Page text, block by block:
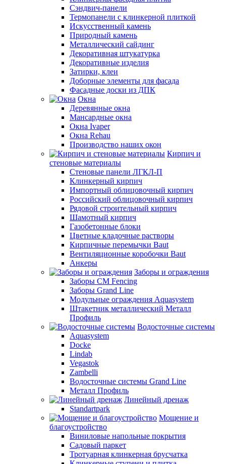
Сэндвич-панели
Термопанели с клинкерной плиткой
Искусственный камень
Природный камень
Металлический сайдинг
Декоративная штукатурка
Декоративные изделия
Затирки, клеи
Доборные элементы для фасада
Фасадные доски из ДПК
Окна
Деревянные окна
Мансардные окна
Окна Ivaper
Окна Rehau
Производство наших окон
Кирпич и
стеновые материалы
Стеновые панели ЛГКЛ-П
Клинкерный кирпич
Импортный облицовочный кирпич
Российский облицовочный кирпич
Рядовой строительный кирпич
Шамотный кирпич
Газобетонные блоки
Цветные кладочные растворы
Кирпичные перемычки Baut
Вентиляционные коробочки Baut
Анкеры
Заборы и ограждения
Заборы CM Fencing
Заборы Grand Line
Модульные ограждения Aquasystem
Штакетник металлический Металл
Профиль
Водосточные системы
Aquasystem
Docke
Lindab
Vegastok
Zambelli
Водосточные системы Grand Line
Металл Профиль
Линейный дренаж
Standartpark
Мощение и
благоустройство
Виниловые напольные покрытия
Садовый паркет
Тротуарная клинкерная брусчатка